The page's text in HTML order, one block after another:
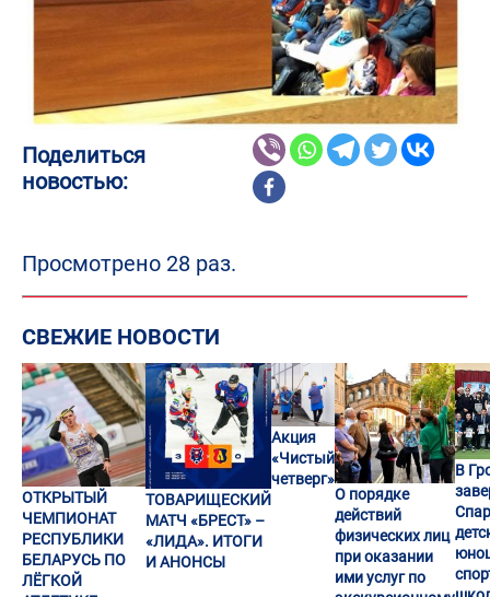
Поделиться
новостью:
Просмотрено 28 раз.
СВЕЖИЕ НОВОСТИ
ОТКРЫТЫЙ
ЧЕМПИОНАТ
РЕСПУБЛИКИ
БЕЛАРУСЬ ПО
ЛЁГКОЙ
ТОВАРИЩЕСКИЙ
МАТЧ «БРЕСТ» –
«ЛИДА». ИТОГИ
И АНОНСЫ
Акция
«Чистый
четверг»
О порядке
действий
физических лиц
при оказании
ими услуг по
В